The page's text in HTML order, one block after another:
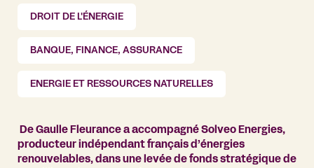
DROIT DE L'ÉNERGIE
BANQUE, FINANCE, ASSURANCE
ENERGIE ET RESSOURCES NATURELLES
De Gaulle Fleurance a accompagné Solveo Energies,
producteur indépendant français d’énergies
renouvelables, dans une levée de fonds stratégique de